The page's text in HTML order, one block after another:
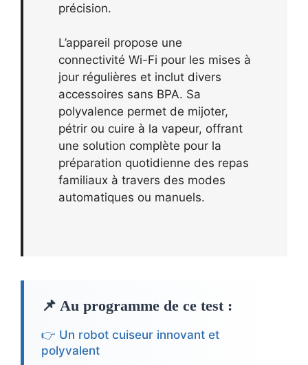
précision.
L’appareil propose une
connectivité Wi-Fi pour les mises à
jour régulières et inclut divers
accessoires sans BPA. Sa
polyvalence permet de mijoter,
pétrir ou cuire à la vapeur, offrant
une solution complète pour la
préparation quotidienne des repas
familiaux à travers des modes
automatiques ou manuels.
📌 Au programme de ce test :
👉 Un robot cuiseur innovant et
polyvalent